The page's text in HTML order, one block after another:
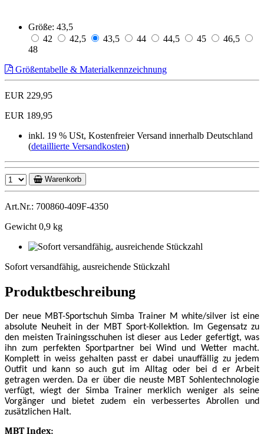
Größe: 43,5
42
42,5 43,5 44 44,5 45
46,5
48
Größentabelle & Materialkennzeichnung
EUR 229,95
EUR 189,95
inkl. 19 % USt, Kostenfreier Versand innerhalb Deutschland
(detaillierte Versandkosten)
Warenkorb
Art.Nr.: 700860-409F-4350
Gewicht 0,9 kg
Sofort versandfähig, ausreichende Stückzahl
Produktbeschreibung
Der neue MBT-Sportschuh Simba Trainer M white/silver ist eine
absolute Neuheit in der MBT Sport-Kollektion. Im Gegensatz zu
den meisten Trainingsschuhen ist dieser aus Leder gefertigt, was
ihn zum perfekten Sportpartner bei Wind und Wetter macht.
Komplett in weiss gehalten passt er dabei unauffällig zu jedem
Outfit und kann so auch gut im Alltag oder bei d er Arbeit
getragen werden. Da er über die neuste MBT Sohlentechnologie
verfügt, wiegt der Simba Trainer merklich weniger als seine
Vorgänger und bietet zudem ein verbessertes Abrollen und
zusätzlichen Halt.
MBT Index: